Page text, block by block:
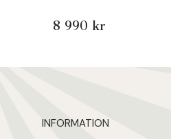
8 990 kr
INFORMATION